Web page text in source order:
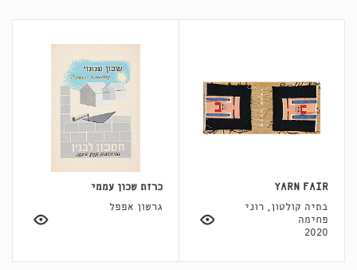
YARN FAIR
בתיה קולטון, רוני
פחימה
2020
כרזת שכון עממי
גרשון אפפל